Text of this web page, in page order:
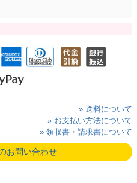
» 送料について
» お支払い方法について
» 領収書・請求書について
お問い合わせ